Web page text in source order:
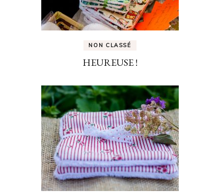
NON CLASSÉ
HEUREUSE !